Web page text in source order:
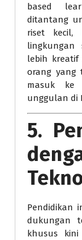
based
ditantang
riset kecil,
lingkungan
lebih
orang yang
masuk ke
unggulan di
5.
Pendidikan
dukungan
khusus